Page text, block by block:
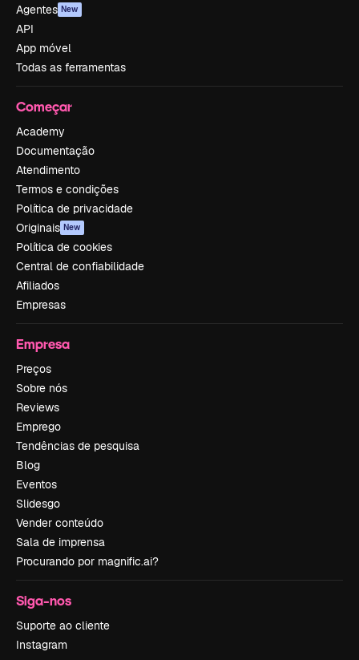
Agentes New
API
App móvel
Todas as ferramentas
Começar
Academy
Documentação
Atendimento
Termos e condições
Política de privacidade
Originais New
Política de cookies
Central de confiabilidade
Afiliados
Empresas
Empresa
Preços
Sobre nós
Reviews
Emprego
Tendências de pesquisa
Blog
Eventos
Slidesgo
Vender conteúdo
Sala de imprensa
Procurando por magnific.ai?
Siga-nos
Suporte ao cliente
Instagram